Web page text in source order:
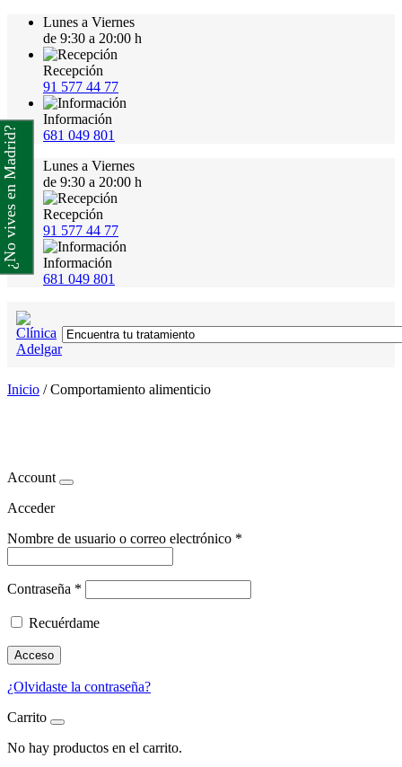
Lunes a Viernes
de 9:30 a 20:00 h
Recepción
91 577 44 77
Información
681 049 801
Lunes a Viernes
de 9:30 a 20:00 h
Recepción
91 577 44 77
Información
681 049 801
Inicio /Comportamiento alimenticio
Account
Acceder
Nombre de usuario o correo electrónico *
Contraseña *
Recuérdame
Acceso
¿Olvidaste la contraseña?
Carrito
No hay productos en el carrito.
¿No vives en Madrid?